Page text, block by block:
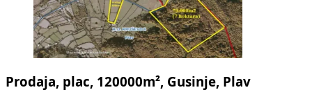
Prodaja, plac, 120000m², Gusinje, Plav